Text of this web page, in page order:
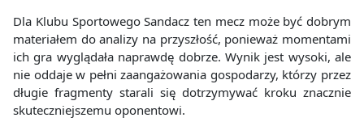
Dla Klubu Sportowego Sandacz ten mecz może być dobrym
materiałem do analizy na przyszłość, ponieważ momentami
ich gra wyglądała naprawdę dobrze. Wynik jest wysoki, ale
nie oddaje w pełni zaangażowania gospodarzy, którzy przez
długie fragmenty starali się dotrzymywać kroku znacznie
skuteczniejszemu oponentowi.